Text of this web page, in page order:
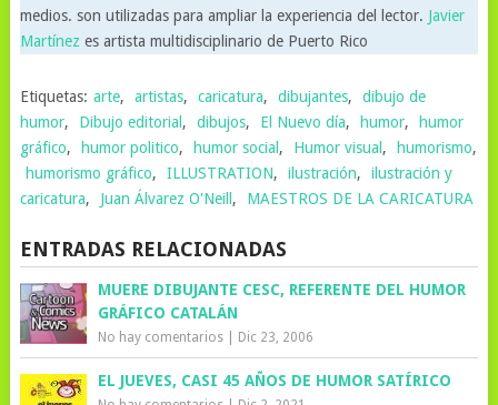
medios. son utilizadas para ampliar la experiencia del lector. Javier
Martínez es artista multidisciplinario de Puerto Rico
Etiquetas: arte, artistas, caricatura, dibujantes,
dibujo de
humor, Dibujo editorial , dibujos, El Nuevo día, humor,
humor
gráfico, humor politico, humor social , Humor visual , humorismo,
humorismo gráfico, ILLUSTRATION, ilustración,
ilustración y
caricatura, Juan Álvarez O'Neill , MAESTROS DE LA CARICATURA
ENTRADAS RELACIONADAS
MUERE DIBUJANTE CESC, REFERENTE DEL HUMOR
GRÁFICO CATALÁN
No hay comentarios| Dic 23, 2006
EL JUEVES, CASI 45 AÑOS DE HUMOR SATÍRICO